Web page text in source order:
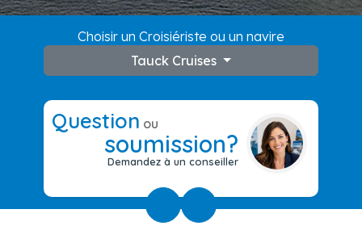
Choisir un Croisiériste ou un navire
Tauck Cruises
Question ou
soumission?
Demandez à un conseiller